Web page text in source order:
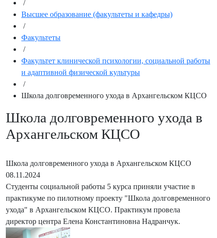
/
Высшее образование (факультеты и кафедры)
/
Факультеты
/
Факультет клинической психологии, социальной работы
и адаптивной физической культуры
/
Школа долговременного ухода в Архангельском КЦСО
Школа долговременного ухода в
Архангельском КЦСО
Школа долговременного ухода в Архангельском КЦСО
08.11.2024
Студенты социальной работы 5 курса приняли участие в
практикуме по пилотному проекту "Школа долговременного
ухода" в Архангельском КЦСО. Практикум провела
директор центра Елена Константиновна Надранчук.